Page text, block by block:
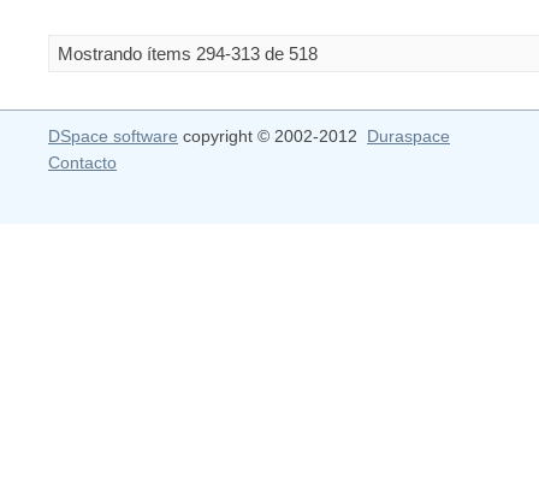
Mostrando ítems 294-313 de 518
DSpace software copyright © 2002-2012 Duraspace
Contacto